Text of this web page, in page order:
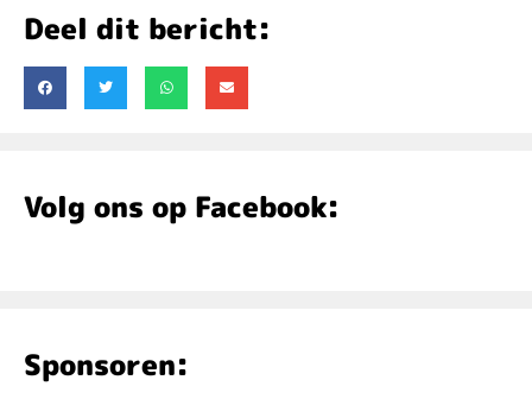
Deel dit bericht:
Volg ons op Facebook:
Sponsoren: